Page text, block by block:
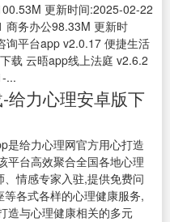
更新时间:2025-02-22
商务办公98.33M 更新时
询平台app v2.0.17 便捷生活
载 云晤app线上法庭 v2.6.2
...
给力心理安卓版下
是给力心理网官方用心打造
平台高效聚合全国各地心理
情感专家入驻,提供免费问
各式各样的心理健康服务,
造与心理健康相关的多元